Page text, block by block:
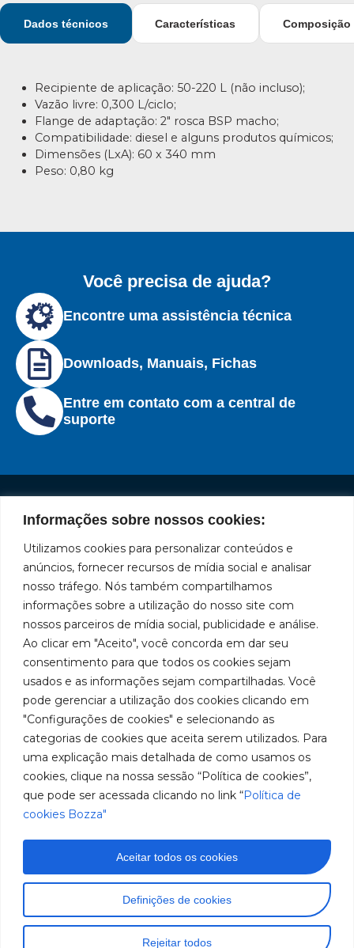
Informações sobre nossos cookies:
Utilizamos cookies para personalizar conteúdos e
anúncios, fornecer recursos de mídia social e analisar
nosso tráfego. Nós também compartilhamos
informações sobre a utilização do nosso site com
nossos parceiros de mídia social, publicidade e análise.
Ao clicar em "Aceito", você concorda em dar seu
consentimento para que todos os cookies sejam
usados e as informações sejam compartilhadas. Você
pode gerenciar a utilização dos cookies clicando em
"Configurações de cookies" e selecionando as
categorias de cookies que aceita serem utilizados. Para
uma explicação mais detalhada de como usamos os
cookies, clique na nossa sessão “Política de cookies”,
que pode ser acessada clicando no link “Política de
cookies Bozza"
Definições de cookies
Rejeitar todos
Aceitar todos os cookies
Dados técnicos Características Composição
Recipiente de aplicação: 50-220 L (não incluso);
Vazão livre: 0,300 L/ciclo;
Flange de adaptação: 2″ rosca BSP macho;
Compatibilidade: diesel e alguns produtos químicos;
Dimensões (LxA): 60 x 340 mm
Peso: 0,80 kg
Você precisa de ajuda?
Encontre uma assistência técnica
Downloads, Manuais, Fichas
Entre em contato com a central de
suporte
Marca
líder
em
fabricação
de
equipamentos
para
lubrificação
e
abastecimento
da
América
Políticas
Privacidade
Políticas
de
Cookies
Institucional
A Bozza
Produtos
Soluções
Assistências
Técnicas
Seja um
representante
Trabalhe
Conosco
Localização
Rua
Tiradentes,
931 – Anexo
Franchini,
50/96
Bairro: Santa
Terezinha
São Bernardo
do Campo –
SP
Fale
Conosco
SAC: 0800
019 5050
Redes
Facebook
LinkedIn
Instagram
Imagens meramente ilustrativas. Informações sujeitas a
alterações sem aviso prévio. Todos os direitos são
reservados à José Murilia Bozza Comércio e Indústria